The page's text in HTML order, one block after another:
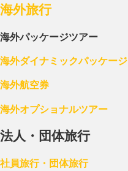
海外旅行
海外パッケージツアー
海外ダイナミックパッケージ
海外航空券
海外オプショナルツアー
法人・団体旅行
社員旅行・団体旅行